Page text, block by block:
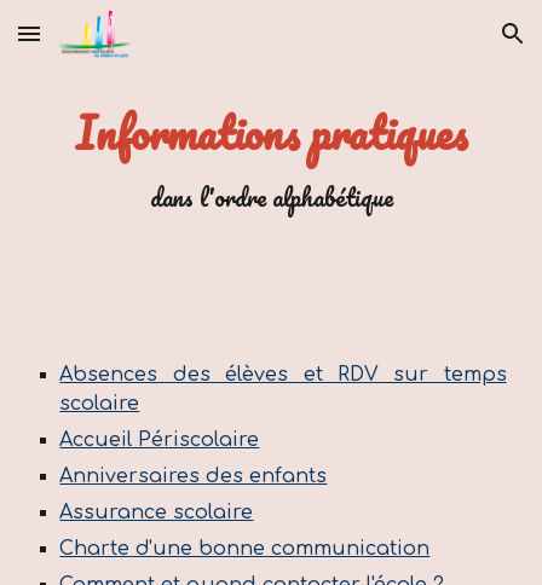
Skip to main content Skip to navigation
Informations pratiques
dans l'ordre alphabétique
Absences des élèves et RDV sur temps
scolaire
Accueil Périscolaire
Anniversaires des enfants
Assurance scolaire
Charte d'une bonne communication